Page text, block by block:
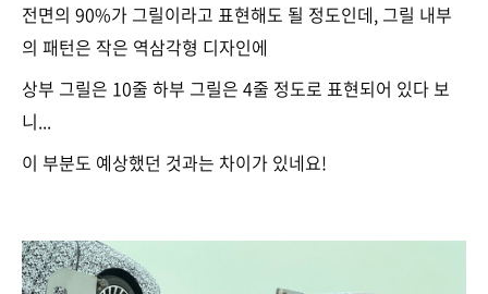
전면의 90%가 그릴이라고 표현해도 될 정도인데, 그릴 내부
의 패턴은 작은 역삼각형 디자인에
상부 그릴은 10줄 하부 그릴은 4줄 정도로 표현되어 있다 보
니...
이 부분도 예상했던 것과는 차이가 있네요!